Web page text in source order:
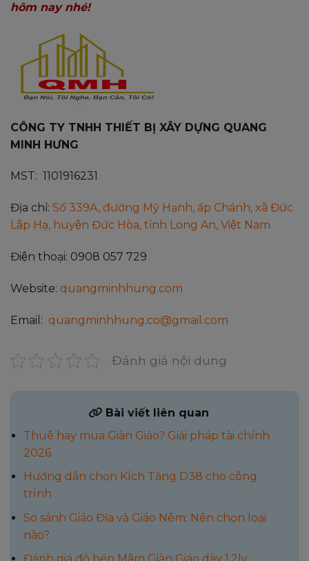
hôm nay nhé!
CÔNG TY TNHH THIẾT BỊ XÂY DỰNG QUANG
MINH HƯNG
MST: 1101916231
Địa chỉ: Số 339A, đường Mỹ Hạnh, ấp Chánh, xã Đức
Lập Hạ, huyện Đức Hòa, tỉnh Long An, Việt Nam
Điện thoại: 0908 057 729
Website: quangminhhung.com
Email: quangminhhung.co@gmail.com
Đánh giá nội dung
Bài viết liên quan
Thuê hay mua Giàn Giáo? Giải pháp tài chính
2026
Hướng dẫn chọn Kích Tăng D38 cho công
trình
So sánh Giáo Đĩa và Giáo Nêm: Nên chọn loại
nào?